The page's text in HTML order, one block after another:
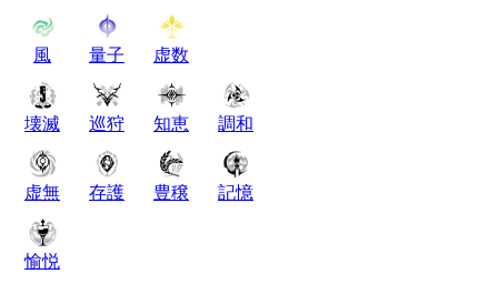
風 量子 虚数
壊滅 巡狩 知恵 調和
虚無 存護 豊穣 記憶
愉悦